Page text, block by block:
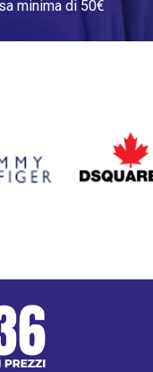
minima di 50€
DSQUARED2